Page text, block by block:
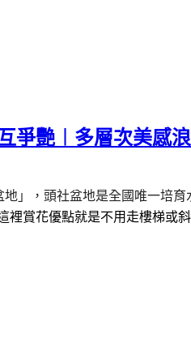
爭艷︱多層次美感浪
地」，頭社盆地是全國唯一培育
裡賞花優點就是不用走樓梯或